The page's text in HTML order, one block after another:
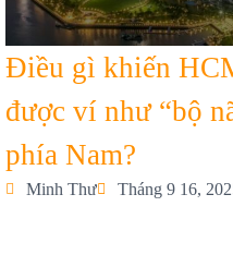
Điều gì khiến
được ví như “bộ
phía Nam?
Minh Thư Tháng 9 16,